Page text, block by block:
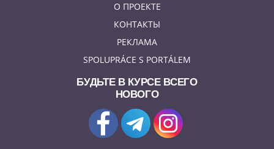
О ПРОЕКТЕ
КОНТАКТЫ
РЕКЛАМА
SPOLUPRÁCE S PORTÁLEM
БУДЬТЕ В КУРСЕ ВСЕГО
НОВОГО